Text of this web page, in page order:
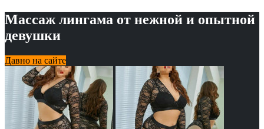
Массаж лингама от нежной и опытной
девушки
Давно на сайте